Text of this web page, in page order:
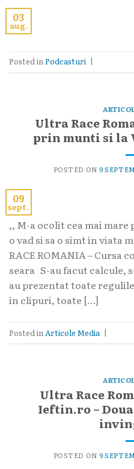
03
aug.
Posted inPodcasturi |
Ultra Race
prin munti si la
POSTED ON9
09
sept.
,, M-a ocolit cea mai mare
o vad si sa o simt in viata
RACE ROMANIA – Cursa
seara S-au facut calcule,
au prezentat toate
in clipuri, toate […]
Posted in Articole Media |
Ultra Race
Ieftin.ro –
POSTED ON9